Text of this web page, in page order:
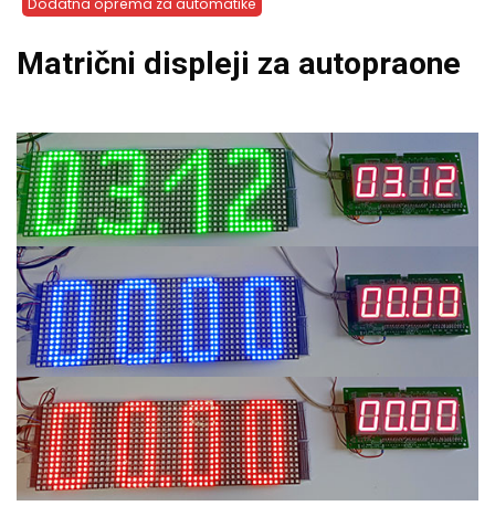
Matrični displeji za autopraone